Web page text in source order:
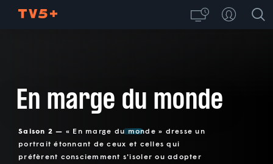
En marge du monde
Saison 2 — « En marge du monde » dresse un
portrait étonnant de ceux et celles qui
préfèrent consciemment s'isoler ou adopter